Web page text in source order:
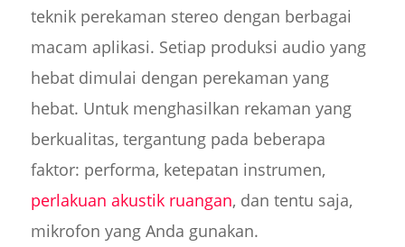
teknik perekaman stereo dengan berbagai
macam aplikasi. Setiap produksi audio yang
hebat dimulai dengan perekaman yang
hebat. Untuk menghasilkan rekaman yang
berkualitas, tergantung pada beberapa
faktor: performa, ketepatan instrumen,
perlakuan akustik ruangan, dan tentu saja,
mikrofon yang Anda gunakan.